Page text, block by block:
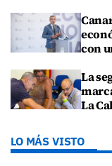
con
La
La
LO MÁS VISTO